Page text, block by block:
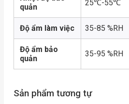
quản
25℃-55℃
Độ ẩm làm việc 35-85 %RH
Độ ẩm bảo
quản
35-95 %RH
Sản phẩm tương tự